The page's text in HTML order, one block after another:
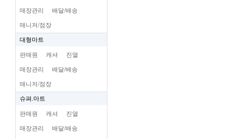
매장관리 배달/배송
매니저/점장
대형마트
판매원 캐셔 진열
매장관리 배달/배송
매니저/점장
슈펴.마트
판매원 캐셔 진열
매장관리 배달/배송